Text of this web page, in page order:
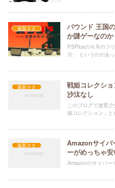
最新ネタ
バウンド 王国
か謎ゲーなのか
PSPlusの今月のフ
片」 というのがあ
最新ネタ
戦姫コレクシ
沙汰なし
このブログで放置
姫コレクション」と
最新ネタ
Amazonサイ
ーがめっちゃ安
Amazonのサイバー